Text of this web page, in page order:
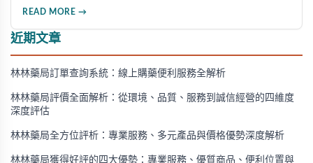
擇。
READ MORE →
近期文章
林林藥局訂單查詢系統：線上購藥便利服務全解析
林林藥局評價全面解析：從環境、品質、服務到誠信經營的四維度
深度評估
林林藥局全方位評析：專業服務、多元產品與價格優勢深度解析
林林藥局獲得好評的四大優勢：專業服務、優質商品、便利位置與